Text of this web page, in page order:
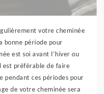
votre cheminée
bonne période pour
est soi avant l’hiver ou
préférable de faire
pendant ces périodes pour
de votre cheminée sera